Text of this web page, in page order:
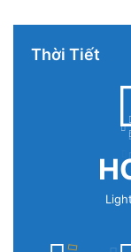
Thời Tiết